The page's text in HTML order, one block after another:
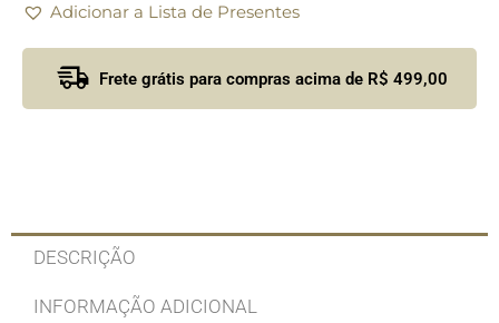
Adicionar a Lista de Presentes
Frete grátis para compras acima de R$ 499,00
DESCRIÇÃO
INFORMAÇÃO ADICIONAL